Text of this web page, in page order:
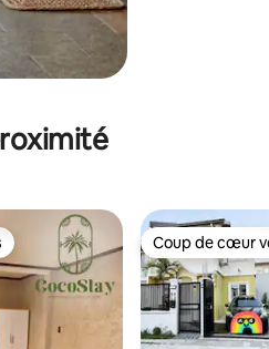
Coup de cœur
Coup de cœur